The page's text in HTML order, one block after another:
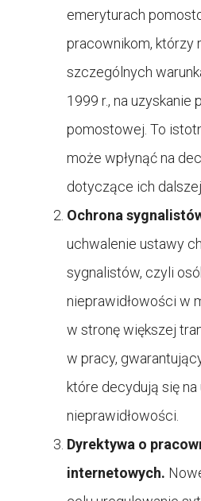
emeryturach
pracownikom, którzy
szczególnych
1999 r., na
pomostowej. To
może wpłynąć na
dotyczące ich
Ochrona
uchwalenie ustawy
sygnalistów, czyli
nieprawidłowości w
w stronę większej
w pracy,
które decydują się na
nieprawidłowości.
Dyrektywa o
internetowych.